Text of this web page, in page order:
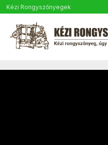
Kézi Rongyszőnyegek